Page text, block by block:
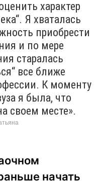
характер
Я хваталась
приобрести
и по мере
старалась
все ближе
К моменту
я была, что
своем месте».
начать